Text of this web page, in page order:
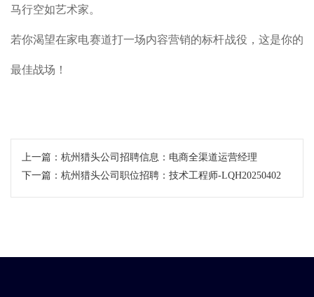
马行空如艺术家。
若你渴望在家电赛道打一场内容营销的标杆战役，这是你的
最佳战场！
上一篇： ​杭州猎头公司招聘信息：电商全渠道运营经理
下一篇： 杭州猎头公司职位招聘：技术工程师-LQH20250402